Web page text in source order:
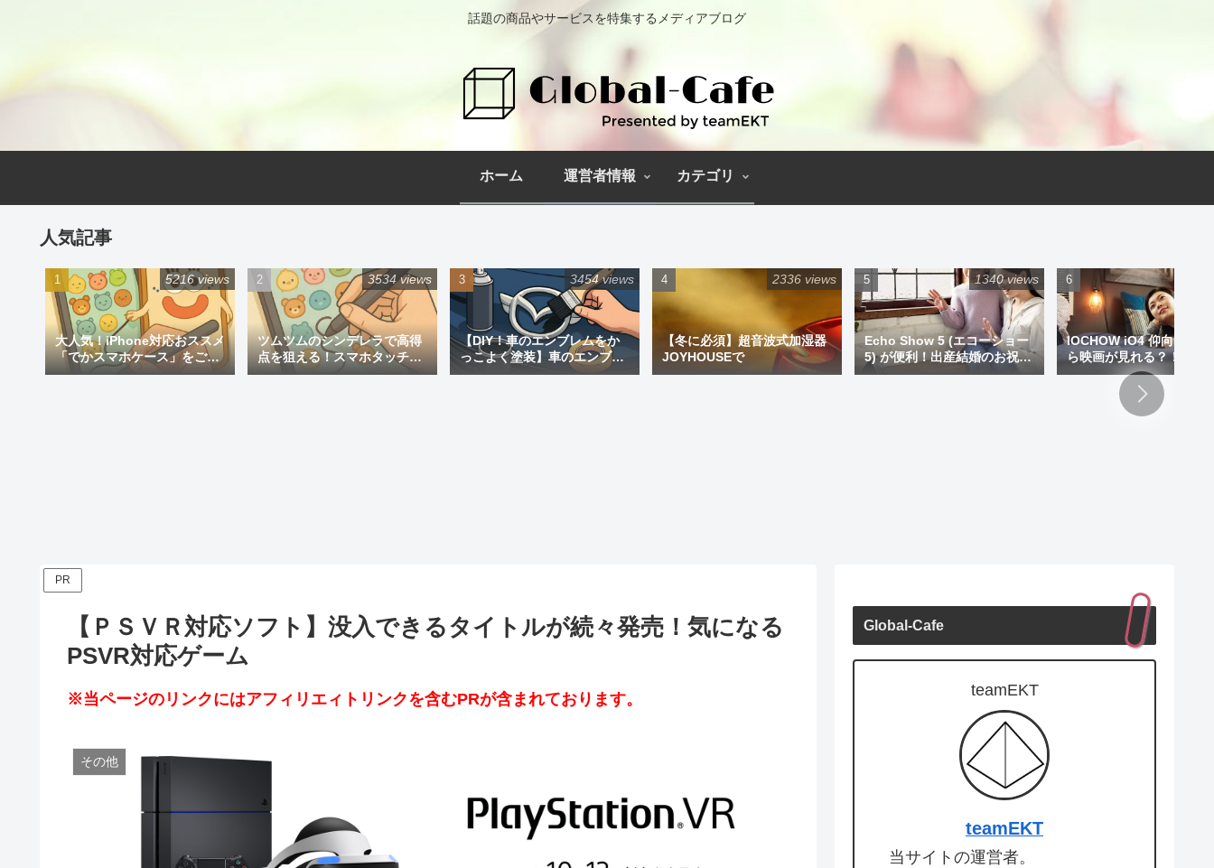
話題の商品やサービスを特集するメディアブログ
ホーム 運営者情報 カテゴリ
人気記事
大人気！iPhone対応おススメ
「でかスマホケース」をご紹
介
5216 views
ツムツムのシンデレラで高得
点を狙える！スマホタッチペ
ン
3534 views
【DIY！車のエンブレムをか
っこよく塗装】車のエンブレ
ム塗装｜道具と失敗しない手
3454 views
【冬に必須】超音波式加湿器
JOYHOUSEで
2336 views
Echo Show 5 (エコーショー
5) が便利！出産結婚のお祝い
にプレゼントもアリです！
1340 views
IOCHOW iO4 仰向けで寝
ら映画が見れる？！ミニ
ジェクター
PR
【ＰＳＶＲ対応ソフト】没入できるタイトルが続々発売！気になる
PSVR対応ゲーム
※当ページのリンクにはアフィリエィトリンクを含むPRが含まれております。
その他
Global-Cafe
teamEKT
teamEKT
当サイトの運営者。